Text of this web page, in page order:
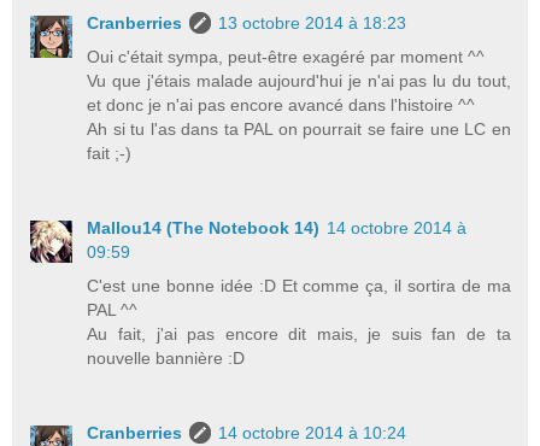
Cranberries
13 octobre 2014 à 18:23
Oui c'était sympa, peut-être exagéré par moment ^^
Vu que j'étais malade aujourd'hui je n'ai pas lu du tout,
et donc je n'ai pas encore avancé dans l'histoire ^^
Ah si tu l'as dans ta PAL on pourrait se faire une LC en
fait ;-)
Mallou14 (The Notebook 14) 14 octobre 2014 à
09:59
C'est une bonne idée :D Et comme ça, il sortira de ma
PAL ^^
Au fait, j'ai pas encore dit mais, je suis fan de ta
nouvelle bannière :D
Cranberries
14 octobre 2014 à 10:24